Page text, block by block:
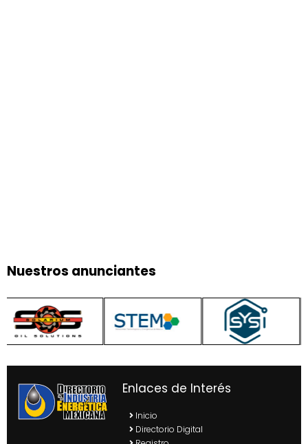
Nuestros anunciantes
Enlaces de Interés
Inicio
Directorio Digital